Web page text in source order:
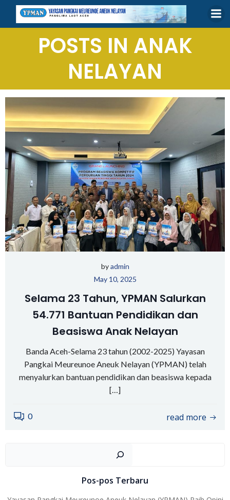
Skip
content
POSTS IN ANAK
NELAYAN
byadmin
May 10, 2025
Selama 23 Tahun, YPMAN Salurkan
54.771 Bantuan Pendidikan dan
Beasiswa Anak Nelayan
Banda Aceh-Selama 23 tahun (2002-2025) Yayasan
Pangkai Meureunoe Aneuk Nelayan (YPMAN) telah
menyalurkan bantuan pendidikan dan beasiswa kepada
[…]
0 read more
Pos-pos Terbaru